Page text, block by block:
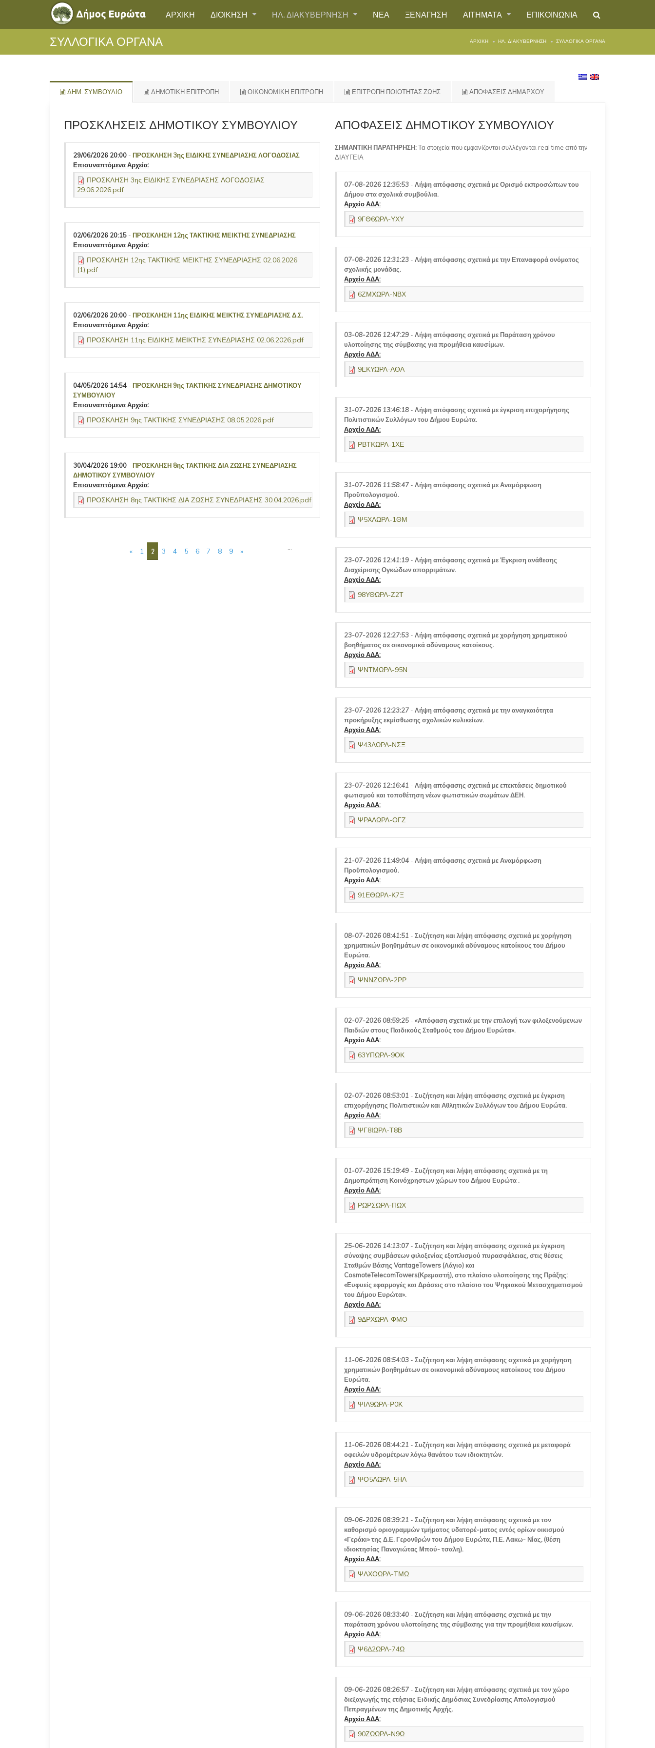
ΑΡΧΙΚΗ ΔΙΟΙΚΗΣΗ ΗΛ. ΔΙΑΚΥΒΕΡΝΗΣΗ ΝΕΑ ΞΕΝΑΓΗΣΗ ΑΙΤΗΜΑΤΑ ΕΠΙΚΟΙΝΩΝΙΑ
ΣΥΛΛΟΓΙΚΑ ΟΡΓΑΝΑ ΑΡΧΙΚΉ ΗΛ. ΔΙΑΚΥΒΕΡΝΗΣΗ ΣΥΛΛΟΓΙΚΑ ΟΡΓΑΝΑ
ΔΗΜ. ΣΥΜΒΟΥΛΙΟ ΔΗΜΟΤΙΚΗ ΕΠΙΤΡΟΠΗ ΟΙΚΟΝΟΜΙΚΗ ΕΠΙΤΡΟΠΗ ΕΠΙΤΡΟΠΗ ΠΟΙΟΤΗΤΑΣ ΖΩΗΣ ΑΠΟΦΑΣΕΙΣ ΔΗΜΑΡΧΟΥ
ΠΡΟΣΚΛΗΣΕΙΣ ΔΗΜΟΤΙΚΟΥ ΣΥΜΒΟΥΛΙΟΥ
29/06/2026 20:00 - ΠΡΟΣΚΛΗΣΗ 3ης ΕΙΔΙΚΗΣ ΣΥΝΕΔΡΙΑΣΗΣ ΛΟΓΟΔΟΣΙΑΣ
Επισυναπτόμενα Αρχεία:
ΠΡΟΣΚΛΗΣΗ 3ης ΕΙΔΙΚΗΣ ΣΥΝΕΔΡΙΑΣΗΣ ΛΟΓΟΔΟΣΙΑΣ
29.06.2026.pdf
02/06/2026 20:15 - ΠΡΟΣΚΛΗΣΗ 12ης ΤΑΚΤΙΚΗΣ ΜΕΙΚΤΗΣ ΣΥΝΕΔΡΙΑΣΗΣ
Επισυναπτόμενα Αρχεία:
ΠΡΟΣΚΛΗΣΗ 12ης ΤΑΚΤΙΚΗΣ ΜΕΙΚΤΗΣ ΣΥΝΕΔΡΙΑΣΗΣ 02.06.2026
(1).pdf
02/06/2026 20:00 - ΠΡΟΣΚΛΗΣΗ 11ης ΕΙΔΙΚΗΣ ΜΕΙΚΤΗΣ ΣΥΝΕΔΡΙΑΣΗΣ Δ.Σ.
Επισυναπτόμενα Αρχεία:
ΠΡΟΣΚΛΗΣΗ 11ης ΕΙΔΙΚΗΣ ΜΕΙΚΤΗΣ ΣΥΝΕΔΡΙΑΣΗΣ 02.06.2026.pdf
04/05/2026 14:54 - ΠΡΟΣΚΛΗΣΗ 9ης ΤΑΚΤΙΚΗΣ ΣΥΝΕΔΡΙΑΣΗΣ ΔΗΜΟΤΙΚΟΥ
ΣΥΜΒΟΥΛΙΟΥ
Επισυναπτόμενα Αρχεία:
ΠΡΟΣΚΛΗΣΗ 9ης ΤΑΚΤΙΚΗΣ ΣΥΝΕΔΡΙΑΣΗΣ 08.05.2026.pdf
30/04/2026 19:00 - ΠΡΟΣΚΛΗΣΗ 8ης ΤΑΚΤΙΚΗΣ ΔΙΑ ΖΩΣΗΣ ΣΥΝΕΔΡΙΑΣΗΣ
ΔΗΜΟΤΙΚΟΥ ΣΥΜΒΟΥΛΙΟΥ
Επισυναπτόμενα Αρχεία:
ΠΡΟΣΚΛΗΣΗ 8ης ΤΑΚΤΙΚΗΣ ΔΙΑ ΖΩΣΗΣ ΣΥΝΕΔΡΙΑΣΗΣ 30.04.2026.pdf
« 1 2 3 4 5 6 7 8 9 »
ΑΠΟΦΑΣΕΙΣ ΔΗΜΟΤΙΚΟΥ ΣΥΜΒΟΥΛΙΟΥ
ΣΗΜΑΝΤΙΚΗ ΠΑΡΑΤΗΡΗΣΗ:Τα στοιχεία που εμφανίζονται συλλέγονται real time από την
ΔΙΑΥΓΕΙΑ
07-08-2026 12:35:53 - Λήψη απόφασης σχετικά με Ορισμό εκπροσώπων του
Δήμου στα σχολικά συμβούλια.
Αρχείο ΑΔΑ:
9ΓΘ6ΩΡΛ-ΥΧΥ
07-08-2026 12:31:23 - Λήψη απόφασης σχετικά με την Επαναφορά ονόματος
σχολικής μονάδας.
Αρχείο ΑΔΑ:
6ΖΜΧΩΡΛ-ΝΒΧ
03-08-2026 12:47:29 - Λήψη απόφασης σχετικά με Παράταση χρόνου
υλοποίησης της σύμβασης για προμήθεια καυσίμων.
Αρχείο ΑΔΑ:
9ΕΚΥΩΡΛ-ΑΘΑ
31-07-2026 13:46:18 - Λήψη απόφασης σχετικά με έγκριση επιχορήγησης
Πολιτιστικών Συλλόγων του Δήμου Ευρώτα.
Αρχείο ΑΔΑ:
ΡΒΤΚΩΡΛ-1ΧΕ
31-07-2026 11:58:47 - Λήψη απόφασης σχετικά με Αναμόρφωση
Προϋπολογισμού.
Αρχείο ΑΔΑ:
Ψ5ΧΛΩΡΛ-1ΘΜ
23-07-2026 12:41:19 - Λήψη απόφασης σχετικά με Έγκριση ανάθεσης
Διαχείρισης Ογκώδων απορριμάτων.
Αρχείο ΑΔΑ:
98ΥΘΩΡΛ-Ζ2Τ
23-07-2026 12:27:53 - Λήψη απόφασης σχετικά με χορήγηση χρηματικού
βοηθήματος σε οικονομικά αδύναμους κατοίκους.
Αρχείο ΑΔΑ:
ΨΝΤΜΩΡΛ-95Ν
23-07-2026 12:23:27 - Λήψη απόφασης σχετικά με την αναγκαιότητα
προκήρυξης εκμίσθωσης σχολικών κυλικείων.
Αρχείο ΑΔΑ:
Ψ43ΛΩΡΛ-ΝΣΞ
23-07-2026 12:16:41 - Λήψη απόφασης σχετικά με επεκτάσεις δημοτικού
φωτισμού και τοποθέτηση νέων φωτιστικών σωμάτων ΔΕΗ.
Αρχείο ΑΔΑ:
ΨΡΑΛΩΡΛ-ΟΓΖ
21-07-2026 11:49:04 - Λήψη απόφασης σχετικά με Αναμόρφωση
Προϋπολογισμού.
Αρχείο ΑΔΑ:
91ΕΘΩΡΛ-Κ7Ξ
08-07-2026 08:41:51 - Συζήτηση και λήψη απόφασης σχετικά με χορήγηση
χρηματικών βοηθημάτων σε οικονομικά αδύναμους κατοίκους του Δήμου
Ευρώτα.
Αρχείο ΑΔΑ:
ΨΝΝΖΩΡΛ-2ΡΡ
02-07-2026 08:59:25 - «Απόφαση σχετικά με την επιλογή των φιλοξενούμενων
Παιδιών στους Παιδικούς Σταθμούς του Δήμου Ευρώτα».
Αρχείο ΑΔΑ:
63ΥΠΩΡΛ-9ΟΚ
02-07-2026 08:53:01 - Συζήτηση και λήψη απόφασης σχετικά με έγκριση
επιχορήγησης Πολιτιστικών και Αθλητικών Συλλόγων του Δήμου Ευρώτα.
Αρχείο ΑΔΑ:
ΨΓ8ΙΩΡΛ-Τ8Β
01-07-2026 15:19:49 - Συζήτηση και λήψη απόφασης σχετικά με τη
Δημοπράτηση Κοινόχρηστων χώρων του Δήμου Ευρώτα .
Αρχείο ΑΔΑ:
ΡΩΡΣΩΡΛ-ΠΩΧ
25-06-2026 14:13:07 - Συζήτηση και λήψη απόφασης σχετικά με έγκριση
σύναψης συμβάσεων φιλοξενίας εξοπλισμού πυρασφάλειας, στις θέσεις
Σταθμών Βάσης VantageTowers (Λάγιο) και
CosmoteTelecomTowers(Κρεμαστή), στο πλαίσιο υλοποίησης της Πράξης:
«Ευφυείς εφαρμογές και Δράσεις στο πλαίσιο του Ψηφιακού Μετασχηματισμού
του Δήμου Ευρώτα».
Αρχείο ΑΔΑ:
9ΔΡΧΩΡΛ-ΦΜΟ
11-06-2026 08:54:03 - Συζήτηση και λήψη απόφασης σχετικά με χορήγηση
χρηματικών βοηθημάτων σε οικονομικά αδύναμους κατοίκους του Δήμου
Ευρώτα.
Αρχείο ΑΔΑ:
ΨΙΛ9ΩΡΛ-Ρ0Κ
11-06-2026 08:44:21 - Συζήτηση και λήψη απόφασης σχετικά με μεταφορά
οφειλών υδρομέτρων λόγω θανάτου των ιδιοκτητών.
Αρχείο ΑΔΑ:
ΨΟ5ΑΩΡΛ-5ΗΑ
09-06-2026 08:39:21 - Συζήτηση και λήψη απόφασης σχετικά με τον
καθορισμό οριογραμμών τμήματος υδατορέ-ματος εντός ορίων οικισμού
«Γεράκι» της Δ.Ε. Γερονθρών του Δήμου Ευρώτα, Π.Ε. Λακω- Νίας, (θέση
ιδιοκτησίας Παναγιώτας Μπού- τσαλη).
Αρχείο ΑΔΑ:
ΨΛΧΟΩΡΛ-ΤΜΩ
09-06-2026 08:33:40 - Συζήτηση και λήψη απόφασης σχετικά με την
παράταση χρόνου υλοποίησης της σύμβασης για την προμήθεια καυσίμων.
Αρχείο ΑΔΑ:
Ψ6Δ2ΩΡΛ-74Ω
09-06-2026 08:26:57 - Συζήτηση και λήψη απόφασης σχετικά με τον χώρο
διεξαγωγής της ετήσιας Ειδικής Δημόσιας Συνεδρίασης Απολογισμού
Πεπραγμένων της Δημοτικής Αρχής.
Αρχείο ΑΔΑ:
90ΖΩΩΡΛ-Ν9Ω